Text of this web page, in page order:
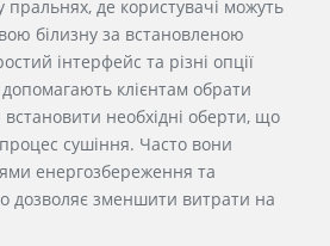
пральнях, де користувачі можуть
білизну за встановленою
інтерфейс та різні опції
клієнтам обрати
необхідні оберти, що
сушіння. Часто вони
енергозбереження та
дозволяє зменшити витрати на